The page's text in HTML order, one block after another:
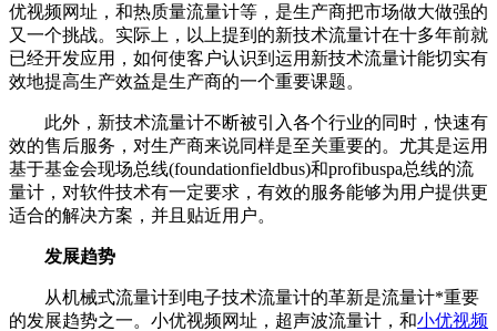
优视频网址，和热质量流量计等，是生产商把市场做大做强的
又一个挑战。实际上，以上提到的新技术流量计在十多年前就
已经开发应用，如何使客户认识到运用新技术流量计能切实有
效地提高生产效益是生产商的一个重要课题。
此外，新技术流量计不断被引入各个行业的同时，快速有
效的售后服务，对生产商来说同样是至关重要的。尤其是运用
基于基金会现场总线(foundationfieldbus)和profibuspa总线的流
量计，对软件技术有一定要求，有效的服务能够为用户提供更
适合的解决方案，并且贴近用户。
发展趋势
从机械式流量计到电子技术流量计的革新是流量计*重要
的发展趋势之一。小优视频网址，超声波流量计，和小优视频